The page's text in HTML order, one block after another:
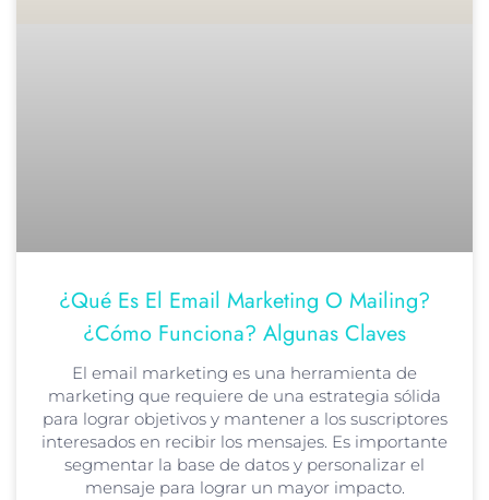
¿Qué Es El Email Marketing O Mailing?
¿Cómo Funciona? Algunas Claves
El email marketing es una herramienta de
marketing que requiere de una estrategia sólida
para lograr objetivos y mantener a los suscriptores
interesados en recibir los mensajes. Es importante
segmentar la base de datos y personalizar el
mensaje para lograr un mayor impacto.